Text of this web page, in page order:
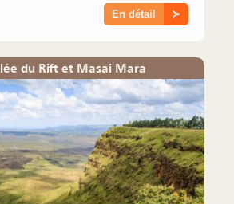
En détail ≻
du Rift et Masai Mara